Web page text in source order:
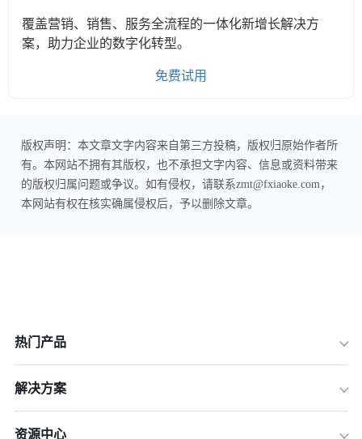
覆盖营销、销售、服务全流程的一体化新增长解决方
案，助力企业的数字化转型。
免费试用
版权声明：本文章文字内容来自第三方投稿，版权归原始作者所
有。本网站不拥有其版权，也不承担文字内容、信息或资料带来
的版权归属问题或争议。如有侵权，请联系zmt@fxiaoke.com，
本网站有权在核实确属侵权后，予以删除文章。
热门产品
解决方案
资源中心